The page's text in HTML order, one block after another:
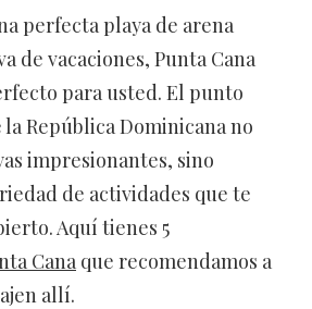
perfecta playa de arena
de vacaciones, Punta Cana
para usted. El punto
República Dominicana no
impresionantes, sino
de actividades que te
Aquí tienes 5
Cana que recomendamos a
allí.